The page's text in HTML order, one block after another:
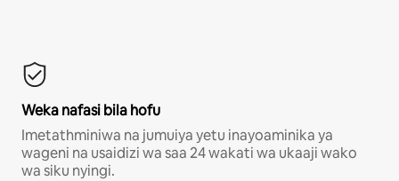
Weka nafasi bila hofu
Imetathminiwa na jumuiya yetu inayoaminika ya
wageni na usaidizi wa saa 24 wakati wa ukaaji wako
wa siku nyingi.